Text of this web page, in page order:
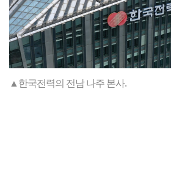
▲한국전력의 전남 나주 본사.